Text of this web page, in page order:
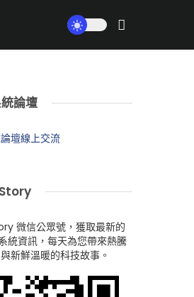
論壇
壇線上交流
微信公眾號，獲取最新的
統資訊，每天為您帶來熱騰
新鮮溫暖的科技故事。